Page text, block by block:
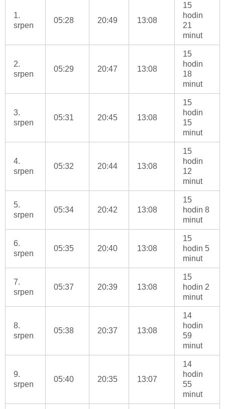
1.
srpen
05:28 20:49 13:08
15
hodin
21
minut
2.
srpen
05:29 20:47 13:08
15
hodin
18
minut
3.
srpen
05:31 20:45 13:08
15
hodin
15
minut
4.
srpen
05:32 20:44 13:08
15
hodin
12
minut
5.
srpen
05:34 20:42 13:08
15
hodin 8
minut
6.
srpen
05:35 20:40 13:08
15
hodin 5
minut
7.
srpen
05:37 20:39 13:08
15
hodin 2
minut
8.
srpen
05:38 20:37 13:08
14
hodin
59
minut
9.
srpen
05:40 20:35 13:07
14
hodin
55
minut